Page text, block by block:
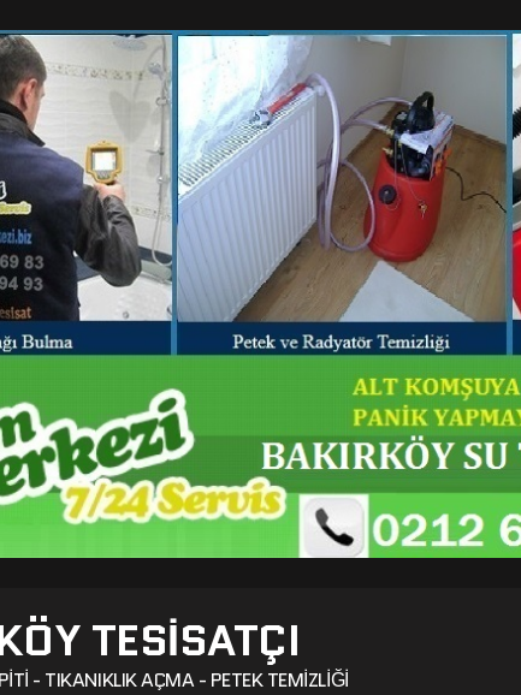
TESISATÇI
- TIKANIKLIK AÇMA - PETEK TEMIZLIĞI